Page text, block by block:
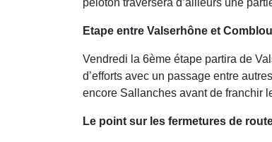
Etape entre Valserhône et
Vendredi la 6ème étape partira de
d’efforts avec un passage entre
encore Sallanches avant de franchir
Le point sur les fermetures de